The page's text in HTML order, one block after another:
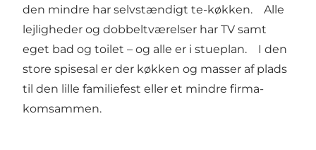
den mindre har selvstændigt te-køkken. Alle
lejligheder og dobbeltværelser har TV samt
eget bad og toilet – og alle er i stueplan. I den
store spisesal er der køkken og masser af plads
til den lille familiefest eller et mindre firma-
komsammen.